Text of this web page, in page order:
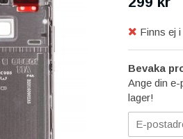
Finns ej i
Bevaka
Ange din
lager!